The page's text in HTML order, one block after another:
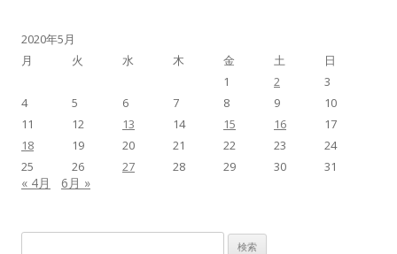
2020年5月
月
火 水 木 金 土
日
1
2
3
4
5 6 7 8 9
10
11
12 13 14 15 16
17
18
19 20 21 22 23
24
25
26 27 28 29 30 31
« 4月 6月 »